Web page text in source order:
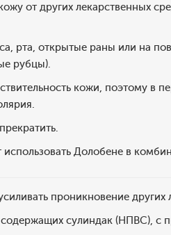
от других лекарственных
рта, открытые раны или на
рубцы).
кожи, поэтому в
Долобене в
проникновение других
сулиндак (НПВС), с